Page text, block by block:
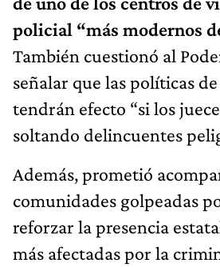
policial “más modernos
También cuestionó al
señalar que las políticas
tendrán efecto “si los
soltando delincuentes
Además, prometió
comunidades golpeadas
reforzar la presencia
más afectadas por la